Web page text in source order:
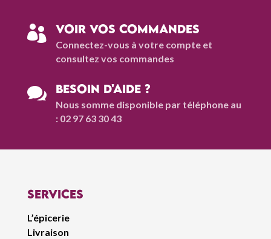
 Voir vos commandes
Connectez-vous à votre compte et
consultez vos commandes
 Besoin d'aide ?
Nous somme disponible par téléphone au
: 02 97 63 30 43
Services
L’épicerie
Livraison